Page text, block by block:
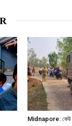
Midnapore: কেউ